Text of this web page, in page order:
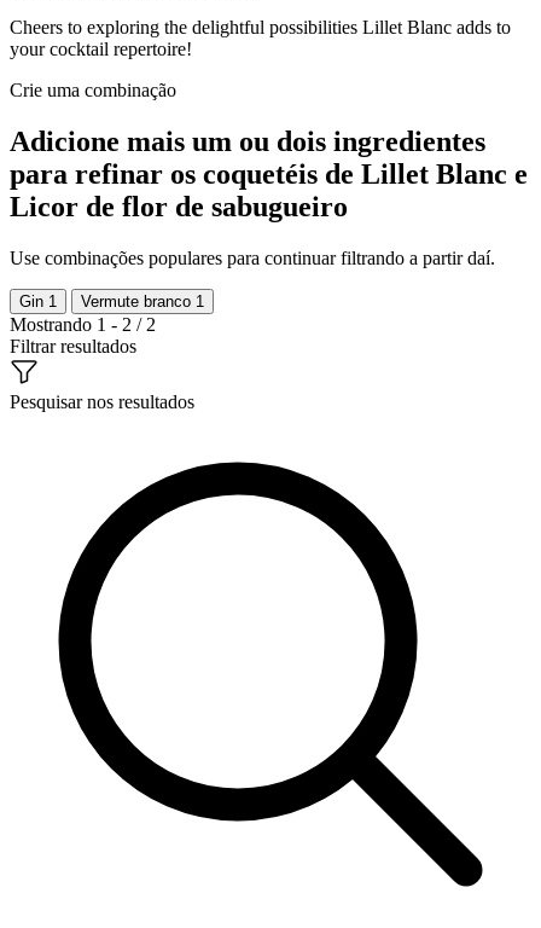
Cheers to exploring the delightful possibilities Lillet Blanc adds to
your cocktail repertoire!
Crie uma combinação
Adicione mais um ou dois ingredientes
para refinar os coquetéis de Lillet Blanc e
Licor de flor de sabugueiro
Use combinações populares para continuar filtrando a partir daí.
Gin 1 Vermute branco 1
Mostrando 1 - 2 / 2
Filtrar resultados
Pesquisar nos resultados